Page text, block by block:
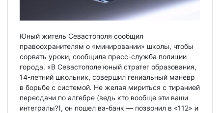
Юный житель Севастополя сообщил
правоохранителям о «минировании» школы, чтобы
сорвать уроки, сообщила пресс-служба полиции
города. «В Севастополе юный стратег образования,
14-летний школьник, совершил гениальный маневр
в борьбе с системой. Не желая мириться с тиранией
пересдачи по алгебре (ведь кто вообще эти ваши
интегралы?), он пошел ва-банк — позвонил в «112» и